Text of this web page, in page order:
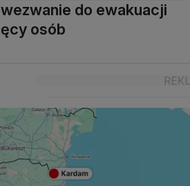
do ewakuacji
osób